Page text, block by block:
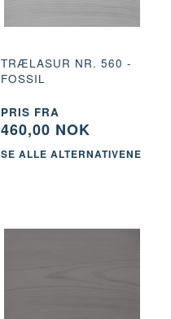
TRÆLASUR NR. 560 -
FOSSIL
PRIS FRA
460,00 NOK
SE ALLE ALTERNATIVENE